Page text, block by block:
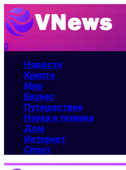
0
Новости
Крипта
Мир
Бизнес
Путешествие
Наука и техника
Дом
Интернет
Спорт